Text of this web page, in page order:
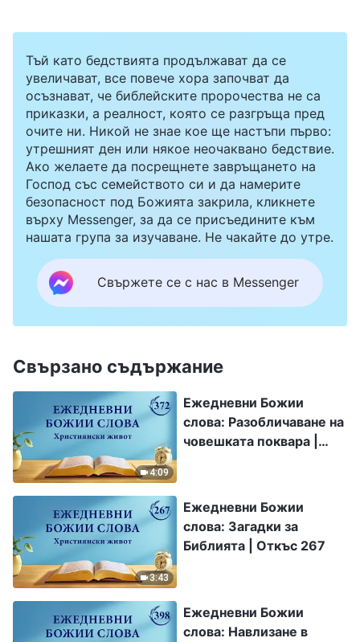
Тъй като бедствията продължават да се
увеличават, все повече хора започват да
осъзнават, че библейските пророчества не са
приказки, а реалност, която се разгръща пред
очите ни. Никой не знае кое ще настъпи първо:
утрешният ден или някое неочаквано бедствие.
Ако желаете да посрещнете завръщането на
Господ със семейството си и да намерите
безопасност под Божията закрила, кликнете
върху Messenger, за да се присъедините към
нашата група за изучаване. Не чакайте до утре.
Свържете се с нас в Messenger
Свързано съдържание
4:09
Ежедневни Божии
слова: Разобличаване на
човешката поквара |
3:43
Ежедневни Божии
слова: Загадки за
Библията | Откъс 267
Ежедневни Божии
слова: Навлизане в